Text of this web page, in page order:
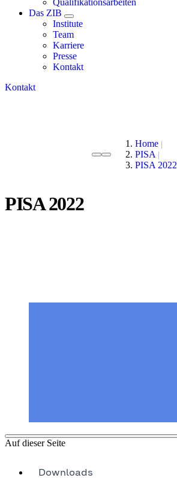
Qualifikationsarbeiten
Das ZIB
Institute
Team
Karriere
Presse
Kontakt
Kontakt
Home
PISA
PISA 2022
PISA 2022
Auf dieser Seite
Downloads